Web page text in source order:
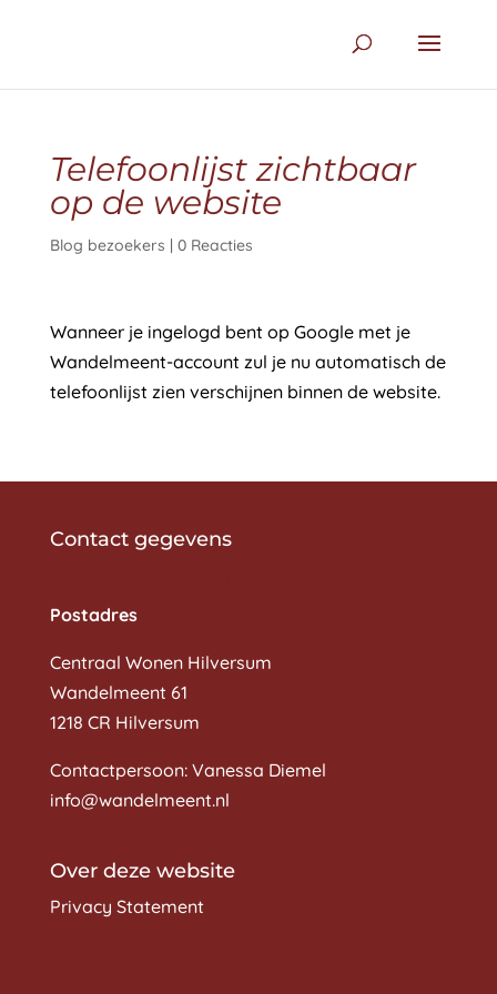
Telefoonlijst zichtbaar
op de website
Blog bezoekers | 0 Reacties
Wanneer je ingelogd bent op Google met je
Wandelmeent-account zul je nu automatisch de
telefoonlijst zien verschijnen binnen de website.
Contact gegevens
Postadres
Centraal Wonen Hilversum
Wandelmeent 61
1218 CR Hilversum
Contactpersoon: Vanessa Diemel
info@wandelmeent.nl
Over deze website
Privacy Statement